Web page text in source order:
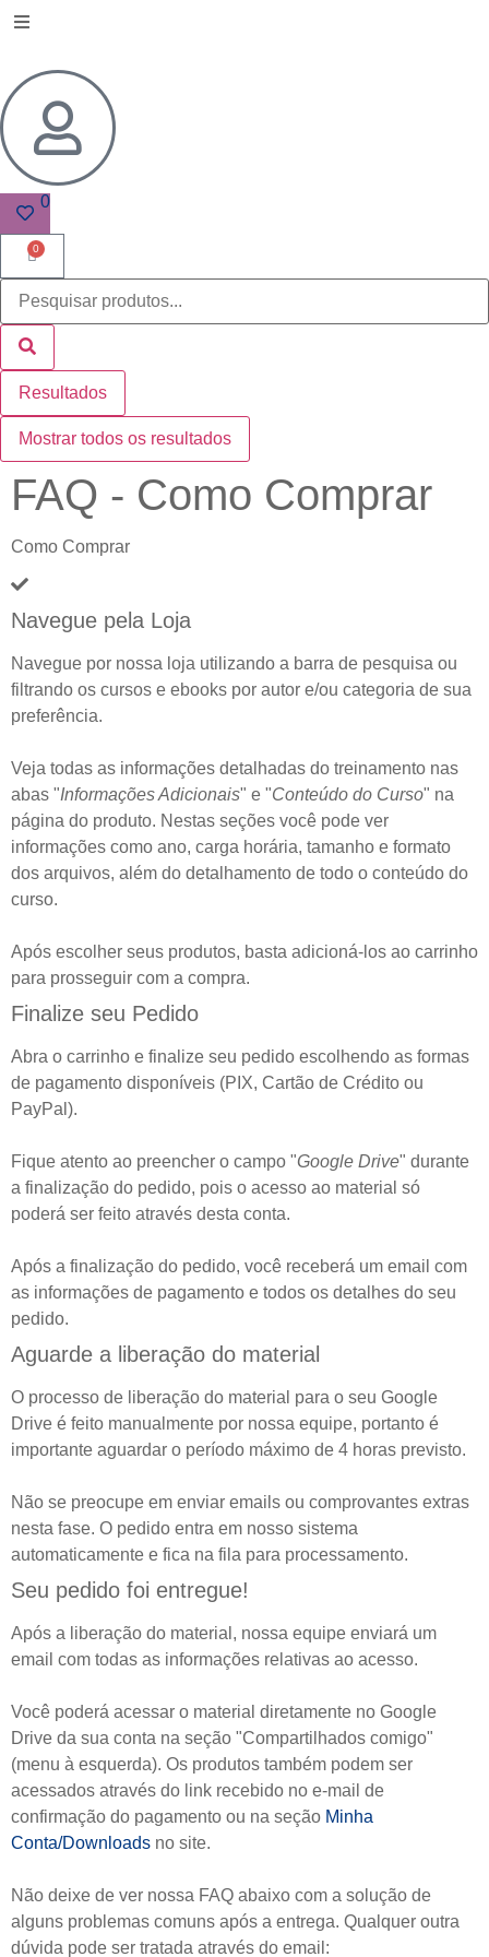
0
0
Resultados
Mostrar todos os resultados
FAQ - Como Comprar
Como Comprar
Navegue pela Loja
Navegue por nossa loja utilizando a barra de pesquisa ou
filtrando os cursos e ebooks por autor e/ou categoria de sua
preferência.
Veja todas as informações detalhadas do treinamento nas
abas "Informações Adicionais" e "Conteúdo do Curso" na
página do produto. Nestas seções você pode ver
informações como ano, carga horária, tamanho e formato
dos arquivos, além do detalhamento de todo o conteúdo do
curso.
Após escolher seus produtos, basta adicioná-los ao carrinho
para prosseguir com a compra.
Finalize seu Pedido
Abra o carrinho e finalize seu pedido escolhendo as formas
de pagamento disponíveis (PIX, Cartão de Crédito ou
PayPal).
Fique atento ao preencher o campo "Google Drive" durante
a finalização do pedido, pois o acesso ao material só
poderá ser feito através desta conta.
Após a finalização do pedido, você receberá um email com
as informações de pagamento e todos os detalhes do seu
pedido.
Aguarde a liberação do material
O processo de liberação do material para o seu Google
Drive é feito manualmente por nossa equipe, portanto é
importante aguardar o período máximo de 4 horas previsto.
Não se preocupe em enviar emails ou comprovantes extras
nesta fase. O pedido entra em nosso sistema
automaticamente e fica na fila para processamento.
Seu pedido foi entregue!
Após a liberação do material, nossa equipe enviará um
email com todas as informações relativas ao acesso.
Você poderá acessar o material diretamente no Google
Drive da sua conta na seção "Compartilhados comigo"
(menu à esquerda). Os produtos também podem ser
acessados através do link recebido no e-mail de
confirmação do pagamento ou na seção Minha
Conta/Downloads no site.
Não deixe de ver nossa FAQ abaixo com a solução de
alguns problemas comuns após a entrega. Qualquer outra
dúvida pode ser tratada através do email: